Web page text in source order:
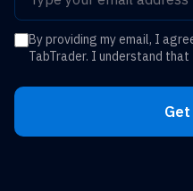
By providing my email, I
TabTrader. I understand